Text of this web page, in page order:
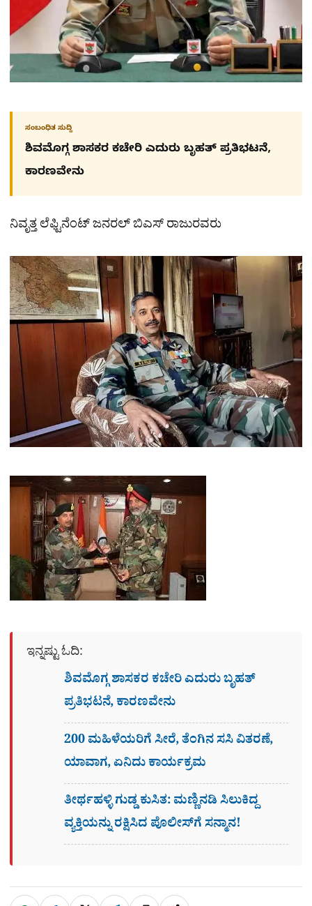
ಸಂಬಂಧಿತ ಸುದ್ದಿ
ಶಿವಮೊಗ್ಗ ಶಾಸಕರ ಕಚೇರಿ ಎದುರು ಬೃಹತ್ ಪ್ರತಿಭಟನೆ,
ಕಾರಣವೇನು
ನಿವೃತ್ತ ಲೆಫ್ಟಿನೆಂಟ್​ ಜನರಲ್​ ಬಿಎಸ್​ ರಾಜುರವರು
ಇನ್ನಷ್ಟು ಓದಿ:
ಶಿವಮೊಗ್ಗ ಶಾಸಕರ ಕಚೇರಿ ಎದುರು ಬೃಹತ್
ಪ್ರತಿಭಟನೆ, ಕಾರಣವೇನು
200 ಮಹಿಳೆಯರಿಗೆ ಸೀರೆ, ತೆಂಗಿನ ಸಸಿ ವಿತರಣೆ,
ಯಾವಾಗ, ಏನಿದು ಕಾರ್ಯಕ್ರಮ
ತೀರ್ಥಹಳ್ಳಿ ಗುಡ್ಡ ಕುಸಿತ: ಮಣ್ಣಿನಡಿ ಸಿಲುಕಿದ್ದ
ವ್ಯಕ್ತಿಯನ್ನು ರಕ್ಷಿಸಿದ ಪೊಲೀಸ್‌ಗೆ ಸನ್ಮಾನ!